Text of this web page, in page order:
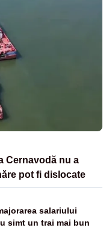
Cernavodă nu a
pot fi dislocate
salariului
simt un trai mai bun